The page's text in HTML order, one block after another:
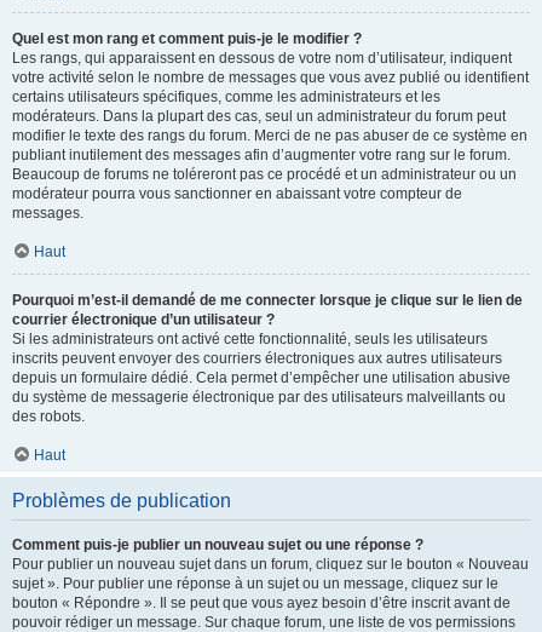
Quel est mon rang et comment puis-je le modifier ?
Les rangs, qui apparaissent en dessous de votre nom d’utilisateur, indiquent
votre activité selon le nombre de messages que vous avez publié ou identifient
certains utilisateurs spécifiques, comme les administrateurs et les
modérateurs. Dans la plupart des cas, seul un administrateur du forum peut
modifier le texte des rangs du forum. Merci de ne pas abuser de ce système en
publiant inutilement des messages afin d’augmenter votre rang sur le forum.
Beaucoup de forums ne toléreront pas ce procédé et un administrateur ou un
modérateur pourra vous sanctionner en abaissant votre compteur de
messages.
Haut
Pourquoi m’est-il demandé de me connecter lorsque je clique sur le lien de
courrier électronique d’un utilisateur ?
Si les administrateurs ont activé cette fonctionnalité, seuls les utilisateurs
inscrits peuvent envoyer des courriers électroniques aux autres utilisateurs
depuis un formulaire dédié. Cela permet d’empêcher une utilisation abusive
du système de messagerie électronique par des utilisateurs malveillants ou
des robots.
Haut
Problèmes de publication
Comment puis-je publier un nouveau sujet ou une réponse ?
Pour publier un nouveau sujet dans un forum, cliquez sur le bouton « Nouveau
sujet ». Pour publier une réponse à un sujet ou un message, cliquez sur le
bouton « Répondre ». Il se peut que vous ayez besoin d’être inscrit avant de
pouvoir rédiger un message. Sur chaque forum, une liste de vos permissions